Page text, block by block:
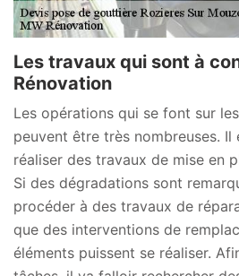
Les travaux qui sont à
Rénovation
Les opérations qui se font sur
peuvent être très nombreuses. Il
réaliser des travaux de mise en
Si des dégradations sont
procéder à des travaux de
que des interventions de
éléments puissent se réaliser.